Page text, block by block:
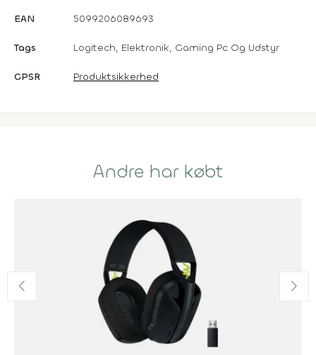
EAN 5099206089693
Tags Logitech, Elektronik, Gaming Pc Og Udstyr
GPSR Produktsikkerhed
Andre har købt